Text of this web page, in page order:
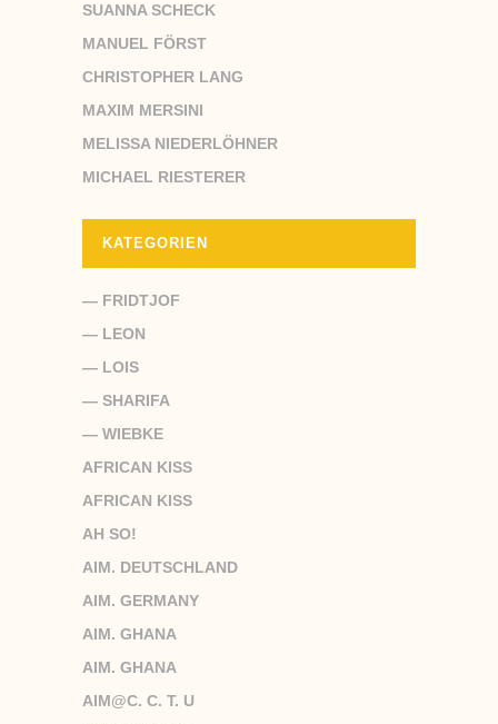
SUANNA SCHECK
MANUEL FÖRST
CHRISTOPHER LANG
MAXIM MERSINI
MELISSA NIEDERLÖHNER
MICHAEL RIESTERER
KATEGORIEN
— FRIDTJOF
— LEON
— LOIS
— SHARIFA
— WIEBKE
AFRICAN KISS
AFRICAN KISS
AH SO!
AIM. DEUTSCHLAND
AIM. GERMANY
AIM. GHANA
AIM. GHANA
AIM@C. C. T. U